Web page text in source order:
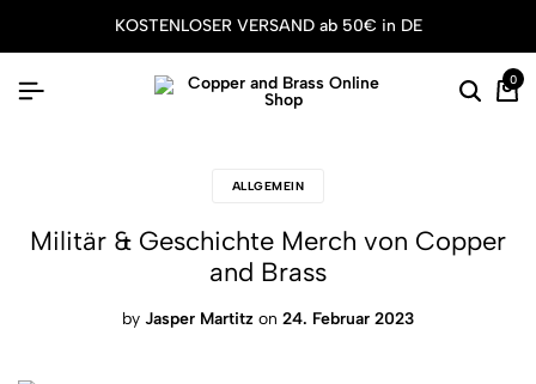
KOSTENLOSER VERSAND ab 50€ in DE
0
ALLGEMEIN
Militär & Geschichte Merch von Copper
and Brass
by Jasper Martitz on 24. Februar 2023